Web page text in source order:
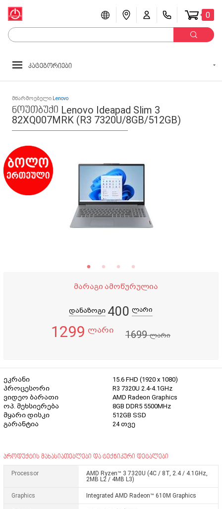
0
კატეგორიები
მწარმოებელი Lenovo
ნოუთბუქი Lenovo Ideapad Slim 3
82XQ007MRK (R3 7320U/8GB/512GB)
მარაგი ამოწურულია
დანაზოგი 400 ლარი
1299 ლარი 1699ლარი
ეკრანი
15.6 FHD (1920 x 1080)
პროცესორი
R3 7320U 2.4-4.1GHz
ვიდეო ბარათი
AMD Radeon Graphics
ოპ. მეხსიერება
8GB DDR5 5500MHz
მყარი დისკი
512GB SSD
გარანტია
24 თვე
პროდუქტის მახასიათებლები და ტექნიკური დეტალები
Processor
AMD Ryzen™ 3 7320U (4C / 8T, 2.4 / 4.1GHz,
2MB L2 / 4MB L3)
Graphics Integrated AMD Radeon™ 610M Graphics